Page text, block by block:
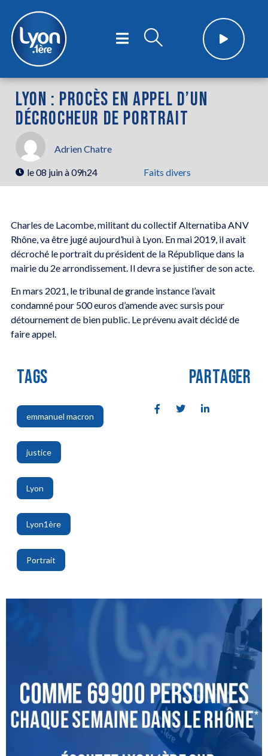
LYON : PROCÈS EN APPEL D’UN
DÉCROCHEUR DE PORTRAIT
Adrien Chatre
le08 juin à 09h24 Faits divers
Charles de Lacombe, militant du collectif Alternatiba ANV
Rhône, va être jugé aujourd’hui à Lyon. En mai 2019, il avait
décroché le portrait du président de la République dans la
mairie du 2e arrondissement. Il devra se justifier de son acte.
En mars 2021, le tribunal de grande instance l’avait
condamné pour 500 euros d’amende avec sursis pour
détournement de bien public. Le prévenu avait décidé de
faire appel.
TAGS
emmanuel macron
,
justice
,
Lyon
,
Lyon1ère
,
Portrait
PARTAGER